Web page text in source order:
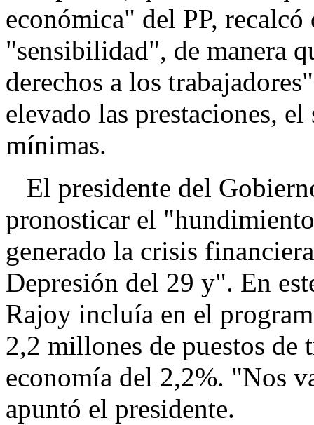
económica" del PP,
"sensibilidad", de manera
derechos a los
elevado las prestaciones,
mínimas.
El presidente del
pronosticar el
generado la crisis
Depresión del 29 y". En
Rajoy incluía en el
2,2 millones de puestos
economía del 2,2%. "Nos
apuntó el presidente.